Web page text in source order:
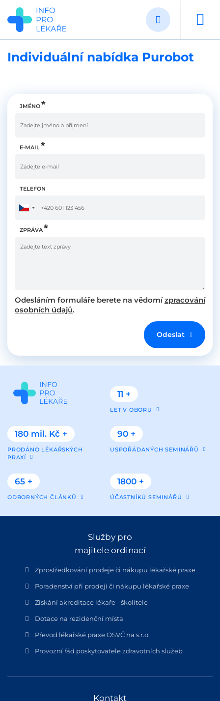
Přejít
hlavnímu
obsahu
Individuální nabídka Purobot
JMÉNO
E-MAIL
TELEFON
ZPRÁVA
Odesláním formuláře berete na vědomízpracování
osobních údajů.
Odeslat
11 +
LET V OBORU
180 mil. Kč +
PRODÁNO LÉKAŘSKÝCH
PRAXÍ
90 +
USPOŘÁDANÝCH SEMINÁŘŮ
65 +
ODBORNÝCH ČLÁNKŮ
1800 +
ÚČASTNÍKŮ SEMINÁŘŮ
Služby pro
majitele ordinací
Zprostředkování prodeje či nákupu lékařské praxe
Poradenství při prodeji či nákupu lékařské praxe
Získání akreditace lékaře - školitele
Dotace na rezidenční místa
Převod lékařské praxe OSVČ na s.r.o.
Provozní řád poskytovatele zdravotních služeb
Kontakt